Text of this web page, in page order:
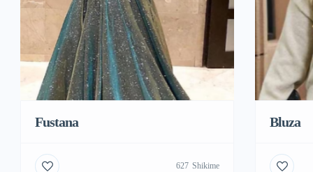
Fustana
627 Shikime
Bluza